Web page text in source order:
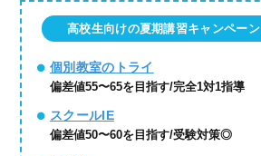
高校生向けの夏期講習キャンペーン
個別教室のトライ
偏差値55〜65を目指す/完全1対1指導
スクールIE
偏差値50〜60を目指す/受験対策◎